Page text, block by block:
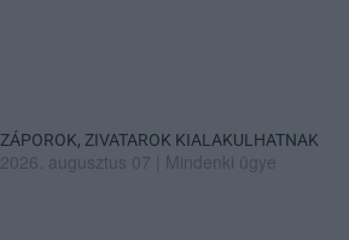
ZÁPOROK, ZIVATAROK KIALAKULHATNAK
2026. augusztus 07 Mindenki ügye